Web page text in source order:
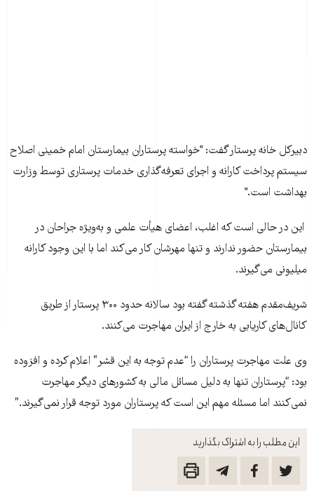
این مطلب را به اشتراک بگذارید
دبيرکل خانه پرستار گفت: "خواسته پرستاران بيمارستان امام خمينی اصلاح
سيستم پرداخت کارانه و اجرای تعرفه‌گذاری خدمات پرستاری توسط وزارت
بهداشت است."
اين در حالی است که اغلب، اعضای هيأت علمی و به‌ويژه جراحان در
بيمارستان حضور ندارند و تنها مهرشان کار می‌کند اما با اين وجود کارانه
ميليونی می‌گيرند.
شريف‌مقدم هفته گذشته گفته بود سالانه حدود ۳۰۰ پرستار از طريق
کانال‌های کاريابی به خارج از ايران مهاجرت می‌کنند.
وی علت مهاجرت پرستاران را “عدم توجه به اين قشر” اعلام کرده و افزوده
بود: “پرستاران تنها به دليل مسائل مالی به کشورهای ديگر مهاجرت
نمی‌کنند اما مسئله مهم اين است که پرستاران مورد توجه قرار نمی‌گيرند.”